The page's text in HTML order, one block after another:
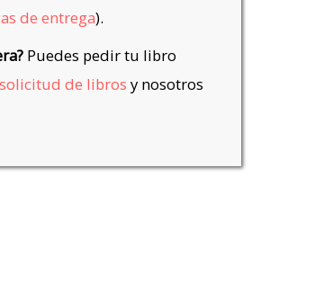
de entrega).
Puedes pedir tu libro
solicitud de libros y nosotros